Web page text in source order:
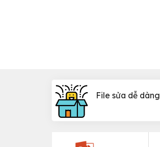
File sửa dễ dàng